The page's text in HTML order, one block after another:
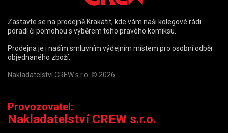
Zastavte se na prodejně Krakatit, kde vám naši kolegové rádi
poradí či pomohou s výběrem toho pravého komiksu.
Prodejna je i naším smluvním výdejním místem pro osobní odběr
objednaného zboží.
Nakladatelství CREW s.r.o. © 2026
Provozovatel:
Nakladatelství CREW s.r.o.